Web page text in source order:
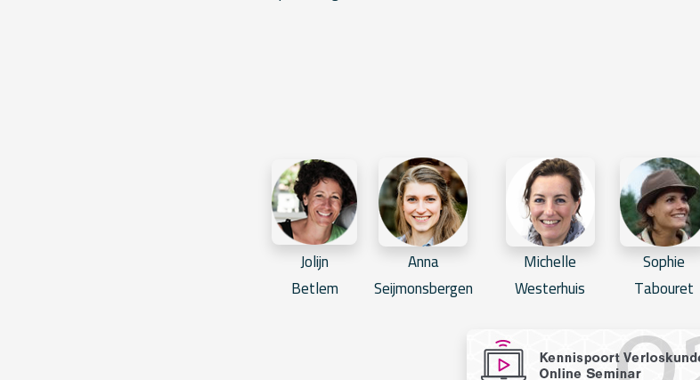
Jolijn
Betlem
Anna
Seijmonsbergen
Michelle
Westerhuis
Sophie
Tabouret